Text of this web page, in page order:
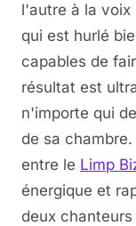
l'autre à la voix
qui est hurlé
capables de
résultat est
n'importe qui
de sa
entre le Limp
énergique et
deux